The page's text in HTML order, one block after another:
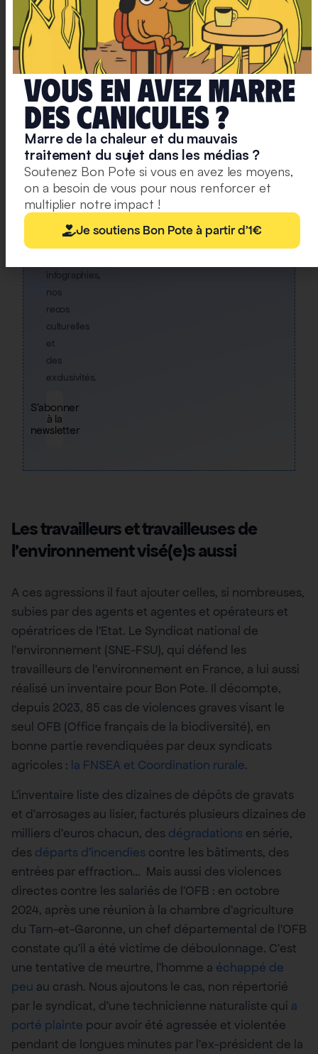
mis
en
ligne,
une
lettre
hebdo
chaque
vendredi,
avec
un
condensé
de
infographies,
nos
recos
culturelles
et
des
exclusivités.
S'abonner
à la
newsletter
Les travailleurs et travailleuses de
l’environnement visé(e)s aussi
A ces agressions il faut ajouter celles, si nombreuses,
subies par des agents et agentes et opérateurs et
opératrices de l’Etat. Le Syndicat national de
l’environnement (SNE-FSU), qui défend les
travailleurs de l’environnement en France, a lui aussi
réalisé un inventaire pour Bon Pote. Il décompte,
depuis 2023, 85 cas de violences graves visant le
seul OFB (Office français de la biodiversité), en
bonne partie revendiquées par deux syndicats
agricoles : la FNSEA et Coordination rurale.
L’inventaire liste des dizaines de dépôts de gravats
et d’arrosages au lisier, facturés plusieurs dizaines de
milliers d’euros chacun, des dégradations en série,
des départs d’incendies contre les bâtiments, des
entrées par effraction… Mais aussi des violences
directes contre les salariés de l’OFB : en octobre
2024, après une réunion à la chambre d’agriculture
du Tarn-et-Garonne, un chef départemental de l’OFB
constate qu’il a été victime de déboulonnage. C’est
une tentative de meurtre, l’homme a échappé de
peu au crash. Nous ajoutons le cas, non répertorié
par le syndicat, d’une technicienne naturaliste qui a
porté plainte pour avoir été agressée et violentée
pendant de longues minutes par l’ex-président de la
Vous en avez marre
deS caniculeS ?
Marre de la chaleur et du mauvais
traitement du sujet dans les médias ?
Soutenez Bon Pote si vous en avez les moyens,
on a besoin de vous pour nous renforcer et
multiplier notre impact !
Je soutiens Bon Pote à partir d'1€